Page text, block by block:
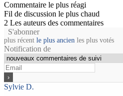
Commentaire le plus réagi
Fil de discussion le plus chaud
2 Les auteurs des commentaires
S'abonner
plus récent le plus ancien les plus votés
Notification de
Sylvie D.